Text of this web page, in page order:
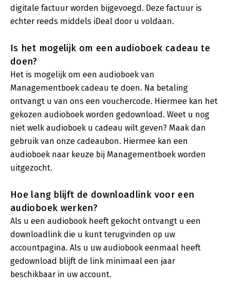
digitale factuur worden bijgevoegd. Deze factuur is
echter reeds middels iDeal door u voldaan.
Is het mogelijk om een audioboek cadeau te
doen?
Het is mogelijk om een audioboek van
Managementboek cadeau te doen. Na betaling
ontvangt u van ons een vouchercode. Hiermee kan het
gekozen audioboek worden gedownload. Weet u nog
niet welk audioboek u cadeau wilt geven? Maak dan
gebruik van onze cadeaubon. Hiermee kan een
audioboek naar keuze bij Managementboek worden
uitgezocht.
Hoe lang blijft de downloadlink voor een
audioboek werken?
Als u een audiobook heeft gekocht ontvangt u een
downloadlink die u kunt terugvinden op uw
accountpagina. Als u uw audiobook eenmaal heeft
gedownload blijft de link minimaal een jaar
beschikbaar in uw account.